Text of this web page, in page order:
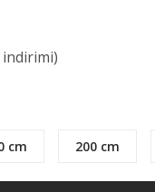
indirimi)
cm 200 cm